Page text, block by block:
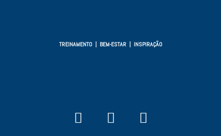
TREINAMENTO | BEM-ESTAR | INSPIRAÇÃO